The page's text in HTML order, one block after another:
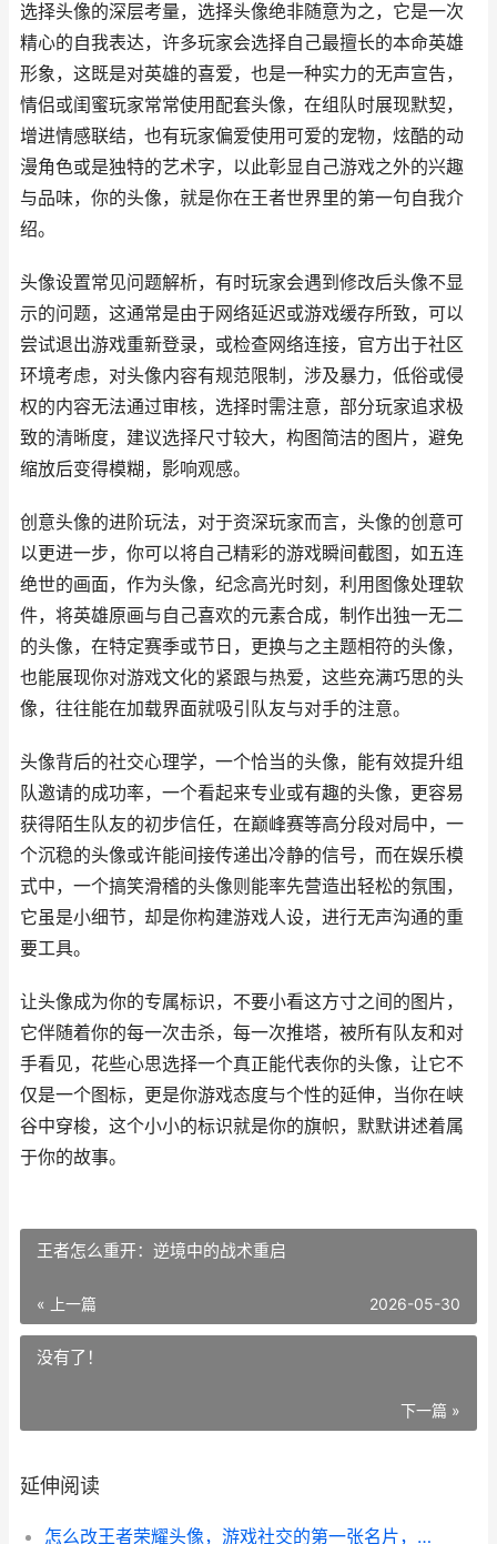
选择头像的深层考量，选择头像绝非随意为之，它是一次
精心的自我表达，许多玩家会选择自己最擅长的本命英雄
形象，这既是对英雄的喜爱，也是一种实力的无声宣告，
情侣或闺蜜玩家常常使用配套头像，在组队时展现默契，
增进情感联结，也有玩家偏爱使用可爱的宠物，炫酷的动
漫角色或是独特的艺术字，以此彰显自己游戏之外的兴趣
与品味，你的头像，就是你在王者世界里的第一句自我介
绍。
头像设置常见问题解析，有时玩家会遇到修改后头像不显
示的问题，这通常是由于网络延迟或游戏缓存所致，可以
尝试退出游戏重新登录，或检查网络连接，官方出于社区
环境考虑，对头像内容有规范限制，涉及暴力，低俗或侵
权的内容无法通过审核，选择时需注意，部分玩家追求极
致的清晰度，建议选择尺寸较大，构图简洁的图片，避免
缩放后变得模糊，影响观感。
创意头像的进阶玩法，对于资深玩家而言，头像的创意可
以更进一步，你可以将自己精彩的游戏瞬间截图，如五连
绝世的画面，作为头像，纪念高光时刻，利用图像处理软
件，将英雄原画与自己喜欢的元素合成，制作出独一无二
的头像，在特定赛季或节日，更换与之主题相符的头像，
也能展现你对游戏文化的紧跟与热爱，这些充满巧思的头
像，往往能在加载界面就吸引队友与对手的注意。
头像背后的社交心理学，一个恰当的头像，能有效提升组
队邀请的成功率，一个看起来专业或有趣的头像，更容易
获得陌生队友的初步信任，在巅峰赛等高分段对局中，一
个沉稳的头像或许能间接传递出冷静的信号，而在娱乐模
式中，一个搞笑滑稽的头像则能率先营造出轻松的氛围，
它虽是小细节，却是你构建游戏人设，进行无声沟通的重
要工具。
让头像成为你的专属标识，不要小看这方寸之间的图片，
它伴随着你的每一次击杀，每一次推塔，被所有队友和对
手看见，花些心思选择一个真正能代表你的头像，让它不
仅是一个图标，更是你游戏态度与个性的延伸，当你在峡
谷中穿梭，这个小小的标识就是你的旗帜，默默讲述着属
于你的故事。
王者怎么重开：逆境中的战术重启
« 上一篇 2026-05-30
没有了！
下一篇 »
延伸阅读
怎么改王者荣耀头像，游戏社交的第一张名片，副标题，从系统设置到个性彰显的完全指南